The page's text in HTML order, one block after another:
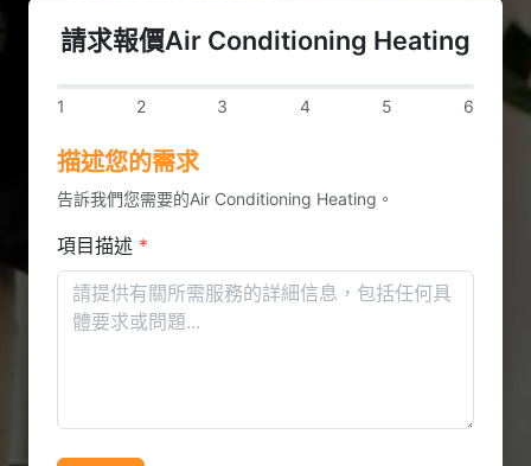
請求報價Air Conditioning Heating
1 2 3 4 5 6
描述您的需求
告訴我們您需要的Air Conditioning Heating。
項目描述 *